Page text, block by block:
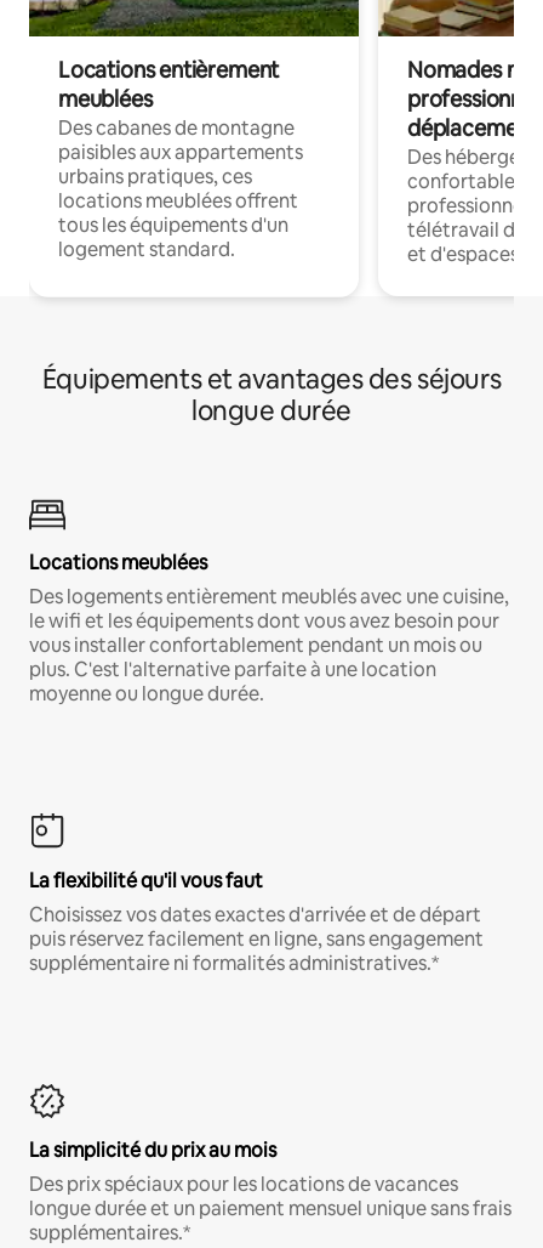
Locations entièrement
meublées
Des cabanes de montagne
paisibles aux appartements
urbains pratiques, ces
locations meublées offrent
tous les équipements d'un
logement standard.
Nomades
déplacement
Des
confortables
professionnels
télétravail
et d'espaces
Équipements et avantages des séjours
longue durée
Locations meublées
Des logements entièrement meublés avec une cuisine,
le wifi et les équipements dont vous avez besoin pour
vous installer confortablement pendant un mois ou
plus. C'est l'alternative parfaite à une location
moyenne ou longue durée.
La flexibilité qu'il vous faut
Choisissez vos dates exactes d'arrivée et de départ
puis réservez facilement en ligne, sans engagement
supplémentaire ni formalités administratives.*
La simplicité du prix au mois
Des prix spéciaux pour les locations de vacances
longue durée et un paiement mensuel unique sans frais
supplémentaires.*